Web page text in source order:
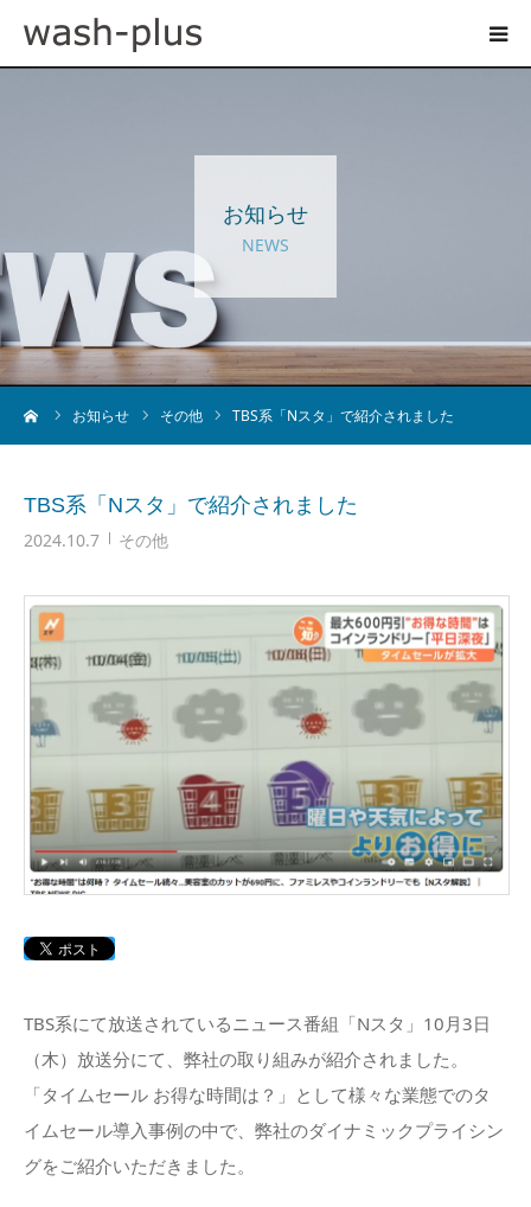
お知らせ
NEWS
お知らせ その他 TBS系「Nスタ」で紹介されました
TBS系「Nスタ」で紹介されました
2024.10.7 その他
TBS系にて放送されているニュース番組「Nスタ」10月3日
（木）放送分にて、弊社の取り組みが紹介されました。
「タイムセール お得な時間は？」として様々な業態でのタ
イムセール導入事例の中で、弊社のダイナミックプライシン
グをご紹介いただきました。
お知らせ
採用情報